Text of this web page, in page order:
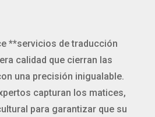
**servicios de traducción
calidad que cierran las
una precisión inigualable.
capturan los matices,
para garantizar que su